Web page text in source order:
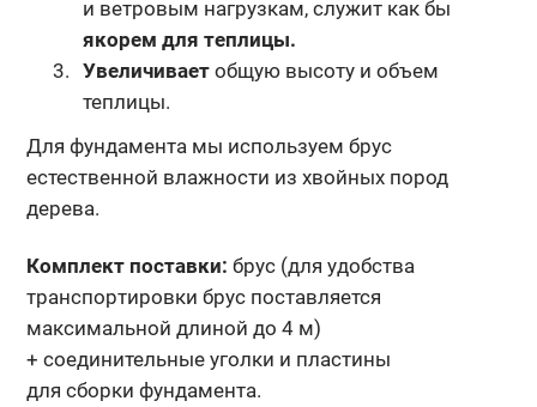
и ветровым нагрузкам, служит как бы
якорем для теплицы.
Увеличиваетобщую высоту и объем
теплицы.
Для фундамента мы используем брус
естественной влажности из хвойных пород
дерева.
Комплект поставки: брус (для удобства
транспортировки брус поставляется
максимальной длиной до 4 м)
+ соединительные уголки и пластины
для сборки фундамента.